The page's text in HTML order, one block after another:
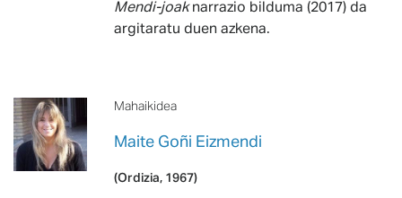
Mendi-joaknarrazio bilduma (2017) da
argitaratu duen azkena.
Mahaikidea
Maite Goñi Eizmendi
(Ordizia, 1967)